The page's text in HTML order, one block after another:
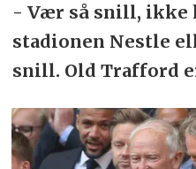
- Vær så snill, ikke
stadionen Nestle
snill. Old Trafford